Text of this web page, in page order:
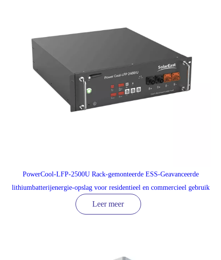
PowerCool-LFP-2500U Rack-gemonteerde ESS-Geavanceerde
lithiumbatterijenergie-opslag voor residentieel en commercieel gebruik
Leer meer